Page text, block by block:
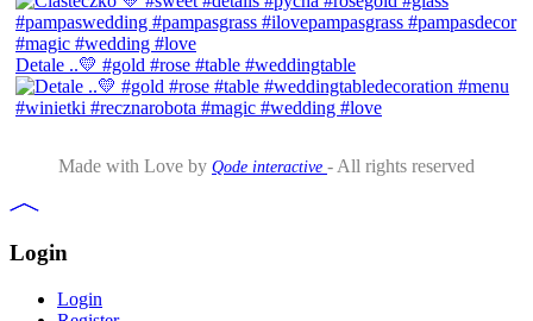
Detale ..💛 #gold #rose #table #weddingtable
Made with Love by Qode interactive - All rights reserved
Login
Login